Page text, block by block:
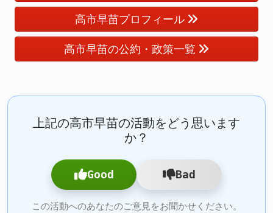
高市早苗プロフィール
高市早苗の公約・政策一覧
上記の高市早苗の活動をどう思います
か？
Good Bad
この活動へのあなたのご意見をお聞かせください。